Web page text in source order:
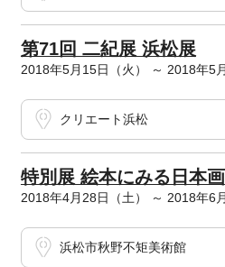
第71回 二紀展 浜松展
2018年5月15日（火） ～ 2018年5
クリエート浜松
特別展 絵本にみる日本画
2018年4月28日（土） ～ 2018年6
浜松市秋野不矩美術館